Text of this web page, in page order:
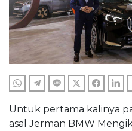
WHATSAPPTELEGRAM
LINE TWITTER
Untuk pertama kalinya
asal Jerman BMW